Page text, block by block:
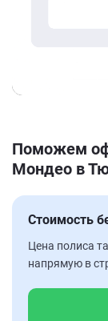
Поможем
Мондео в
Стоимость
Цена полиса
напрямую в